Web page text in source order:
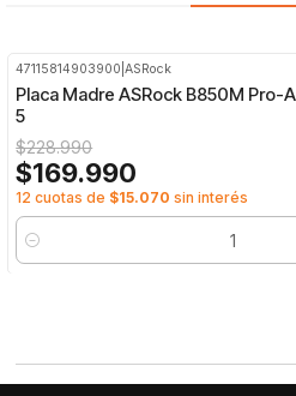
47115814903900 |ASRock
Placa Madre ASRock B850M Pro-
5
$228.990
$169.990
12 cuotas de $15.070 sin interés
Cantidad